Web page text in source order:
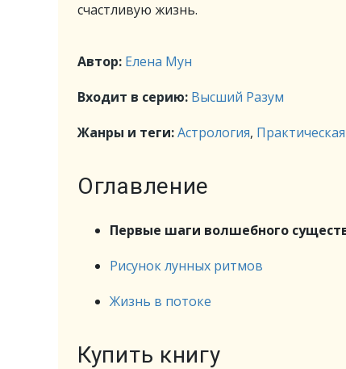
счастливую жизнь.
Автор: Елена Мун
Входит в серию: Высший Разум
Жанры и теги:Астрология,
Оглавление
Первые шаги волшебного
Рисунок лунных ритмов
Жизнь в потоке
Купить книгу